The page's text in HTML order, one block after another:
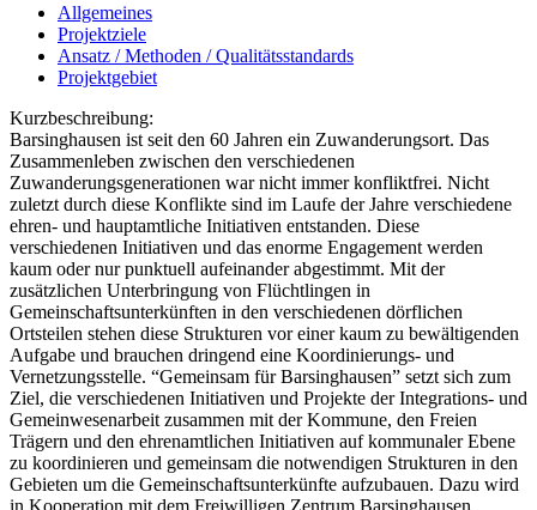
Allgemeines
Projektziele
Ansatz / Methoden / Qualitätsstandards
Projektgebiet
Kurzbeschreibung:
Barsinghausen ist seit den 60 Jahren ein Zuwanderungsort. Das
Zusammenleben zwischen den verschiedenen
Zuwanderungsgenerationen war nicht immer konfliktfrei. Nicht
zuletzt durch diese Konflikte sind im Laufe der Jahre verschiedene
ehren- und hauptamtliche Initiativen entstanden. Diese
verschiedenen Initiativen und das enorme Engagement werden
kaum oder nur punktuell aufeinander abgestimmt. Mit der
zusätzlichen Unterbringung von Flüchtlingen in
Gemeinschaftsunterkünften in den verschiedenen dörflichen
Ortsteilen stehen diese Strukturen vor einer kaum zu bewältigenden
Aufgabe und brauchen dringend eine Koordinierungs- und
Vernetzungsstelle. “Gemeinsam für Barsinghausen” setzt sich zum
Ziel, die verschiedenen Initiativen und Projekte der Integrations- und
Gemeinwesenarbeit zusammen mit der Kommune, den Freien
Trägern und den ehrenamtlichen Initiativen auf kommunaler Ebene
zu koordinieren und gemeinsam die notwendigen Strukturen in den
Gebieten um die Gemeinschaftsunterkünfte aufzubauen. Dazu wird
in Kooperation mit dem Freiwilligen Zentrum Barsinghausen